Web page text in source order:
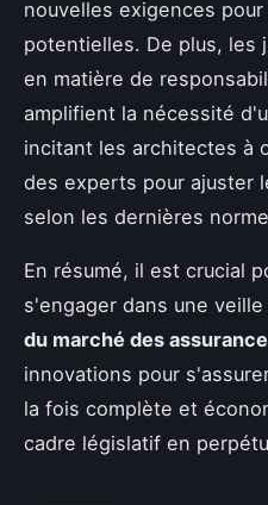
nouvelles exigences
potentielles. De plus, les
en matière de
amplifient la nécessité
incitant les architectes à
des experts pour ajuster
selon les dernières
En résumé, il est crucial
s'engager dans une
du marché des
innovations pour
la fois complète et
cadre législatif en